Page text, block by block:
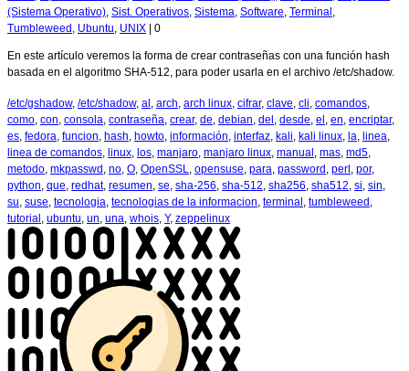
(Sistema Operativo), Sist. Operativos, Sistema, Software, Terminal ,
Tumbleweed , Ubuntu, UNIX 0
En este artículo veremos la forma de crear contraseñas con una función hash
basada en el algoritmo SHA-512, para poder usarla en el archivo /etc/shadow.
/etc/gshadow, /etc/shadow, al , arch, arch linux, cifrar, clave, cli, comandos,
como, con, consola, contraseña, crear, de, debian, del , desde, el , en, encriptar,
es, fedora, funcion, hash, howto, información, interfaz, kali, kali linux, la, linea,
linea de comandos, linux, los, manjaro, manjaro linux, manual , mas, md5,
metodo, mkpasswd , no, O, OpenSSL, opensuse, para, password , perl , por,
python, que, redhat, resumen, se, sha-256, sha-512, sha256, sha512, si, sin,
su, suse, tecnologia, tecnologias de la informacion, terminal , tumbleweed ,
tutorial , ubuntu, un, una, whois, Y, zeppelinux